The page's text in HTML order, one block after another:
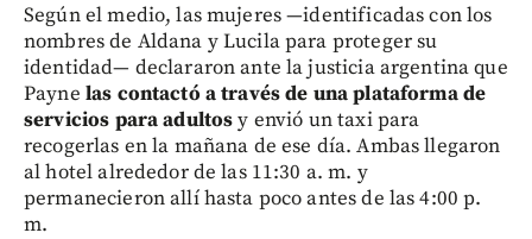
Según el medio, las mujeres —identificadas con los
nombres de Aldana y Lucila para proteger su
identidad— declararon ante la justicia argentina que
Payne las contactó a través de una plataforma de
servicios para adultosy envió un taxi para
recogerlas en la mañana de ese día. Ambas llegaron
al hotel alrededor de las 11:30 a. m. y
permanecieron allí hasta poco antes de las 4:00 p.
m.